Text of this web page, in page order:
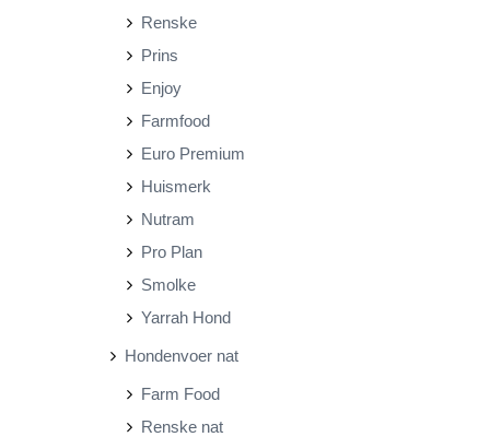
Renske
Prins
Enjoy
Farmfood
Euro Premium
Huismerk
Nutram
Pro Plan
Smolke
Yarrah Hond
Hondenvoer nat
Farm Food
Renske nat